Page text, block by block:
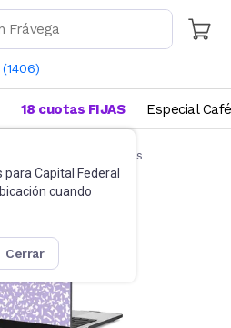
(1406)
para Capital Federal
cuando
cerrar
18 cuotas FIJAS Especial Café
Funda Notebooks